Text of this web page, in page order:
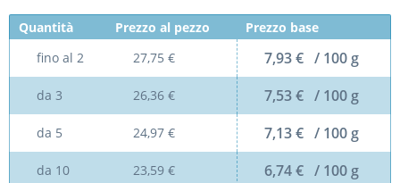
Quantità Prezzo al pezzo
Prezzo base
fino al 2 27,75 € 7,93 € / 100 g
da 3 26,36 € 7,53 € / 100 g
da 5 24,97 € 7,13 € / 100 g
da 10 23,59 € 6,74 € / 100 g